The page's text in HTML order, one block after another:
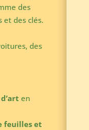
des
et des clés.
des
en
feuilles et